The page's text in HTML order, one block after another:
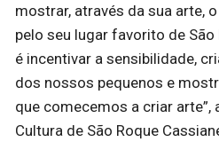
mostrar, através da sua arte,
pelo seu lugar favorito de
é incentivar a sensibilidade,
dos nossos pequenos e
que comecemos a criar arte”,
Cultura de São Roque